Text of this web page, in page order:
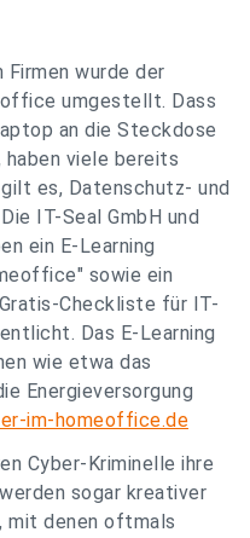
Firmen wurde der
umgestellt. Dass
an die Steckdose
haben viele bereits
es, Datenschutz- und
IT-Seal GmbH und
ein E-Learning
sowie ein
Checkliste für IT-
Das E-Learning
wie etwa das
Energieversorgung
im-homeoffice.de
Cyber-Kriminelle ihre
sogar kreativer
mit denen oftmals